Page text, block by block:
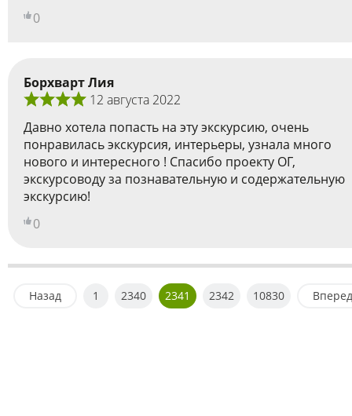
0
Борхварт Лия
12 августа 2022
Давно хотела попасть на эту экскурсию, очень
понравилась экскурсия, интерьеры, узнала много
нового и интересного ! Спасибо проекту ОГ,
экскурсоводу за познавательную и содержательную
экскурсию!
0
Назад 1 2340 2341 2342 10830 Вперед